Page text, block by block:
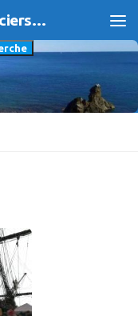
APAC Association des Plaisanciers d'Agde et du Cap